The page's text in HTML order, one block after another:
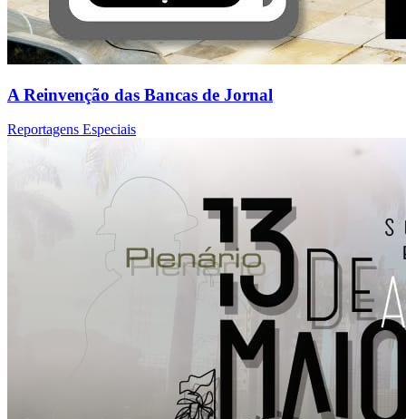
A Reinvenção das Bancas de Jornal
Reportagens Especiais